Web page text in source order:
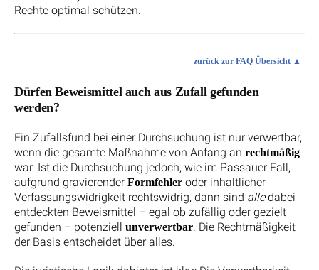
Rechte optimal schützen.
zurück zur FAQ Übersicht
Dürfen Beweismittel auch aus Zufall gefunden
werden?
Ein Zufallsfund bei einer Durchsuchung ist nur verwertbar,
wenn die gesamte Maßnahme von Anfang an rechtmäßig
war. Ist die Durchsuchung jedoch, wie im Passauer Fall,
aufgrund gravierender Formfehler oder inhaltlicher
Verfassungswidrigkeit rechtswidrig, dann sind alledabei
entdeckten Beweismittel – egal ob zufällig oder gezielt
gefunden – potenziell unverwertbar. Die Rechtmäßigkeit
der Basis entscheidet über alles.